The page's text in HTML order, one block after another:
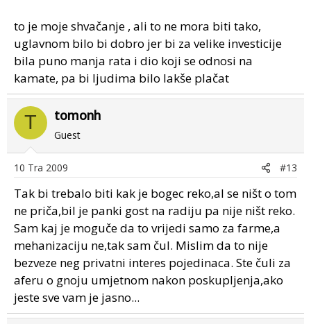
to je moje shvačanje , ali to ne mora biti tako,
uglavnom bilo bi dobro jer bi za velike investicije
bila puno manja rata i dio koji se odnosi na
kamate, pa bi ljudima bilo lakše plačat
T tomonh
Guest
10 Tra 2009 #13
Tak bi trebalo biti kak je bogec reko,al se ništ o tom
ne priča,bil je panki gost na radiju pa nije ništ reko.
Sam kaj je moguče da to vrijedi samo za farme,a
mehanizaciju ne,tak sam čul. Mislim da to nije
bezveze neg privatni interes pojedinaca. Ste čuli za
aferu o gnoju umjetnom nakon poskupljenja,ako
jeste sve vam je jasno...